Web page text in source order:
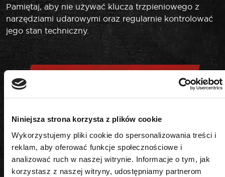
Niniejsza strona korzysta z plików cookie
Wykorzystujemy pliki cookie do spersonalizowania treści i
reklam, aby oferować funkcje społecznościowe i
analizować ruch w naszej witrynie. Informacje o tym, jak
korzystasz z naszej witryny, udostępniamy partnerom
Pamiętaj, aby nie używać klucza trzpieniowego z
narzędziami udarowymi oraz regularnie kontrolować
jego stan techniczny.
DANE TECHNICZNE
Kształt
TORX SAFE
Napęd